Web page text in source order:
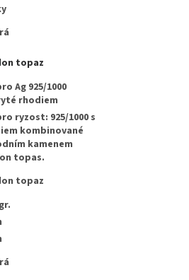
topaz
Ag 925/1000
rhodiem
ryzost: 925/1000 s
kombinované
kamenem
topas.
topaz